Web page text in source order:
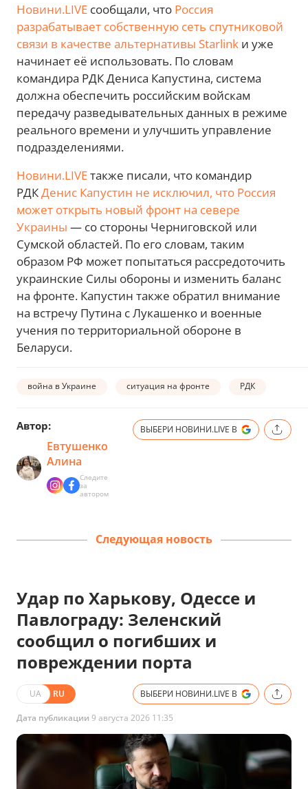
Новини.LIVE сообщали, что Россия
разрабатывает собственную сеть спутниковой
связи в качестве альтернативы Starlink и уже
начинает её использовать. По словам
командира РДК Дениса Капустина, система
должна обеспечить российским войскам
передачу разведывательных данных в режиме
реального времени и улучшить управление
подразделениями.
Новини.LIVEтакже писали, что командир
РДКДенис Капустин не исключил, что Россия
может открыть новый фронт на севере
Украины — со стороны Черниговской или
Сумской областей. По его словам, таким
образом РФ может попытаться рассредоточить
украинские Силы обороны и изменить баланс
на фронте. Капустин также обратил внимание
на встречу Путина с Лукашенко и военные
учения по территориальной обороне в
Беларуси.
война в Украине ситуация на фронте РДК
Автор:
Евтушенко
Алина
Следите
за
автором
ВЫБЕРИ НОВИНИ.LIVE В
Следующая новость
Удар по Харькову, Одессе и
Павлограду: Зеленский
сообщил о погибших и
повреждении порта
UA RU ВЫБЕРИ НОВИНИ.LIVE В
Дата публикации 9 августа 2026 11:35